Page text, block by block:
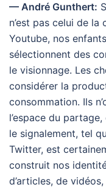
— André Gunthert:
n’est pas celui de
Youtube, nos
sélectionnent des
le visionnage. Les
considérer la
consommation. Ils
l’espace du
le signalement, tel
Twitter, est
construit nos
d’articles, de vidéos,